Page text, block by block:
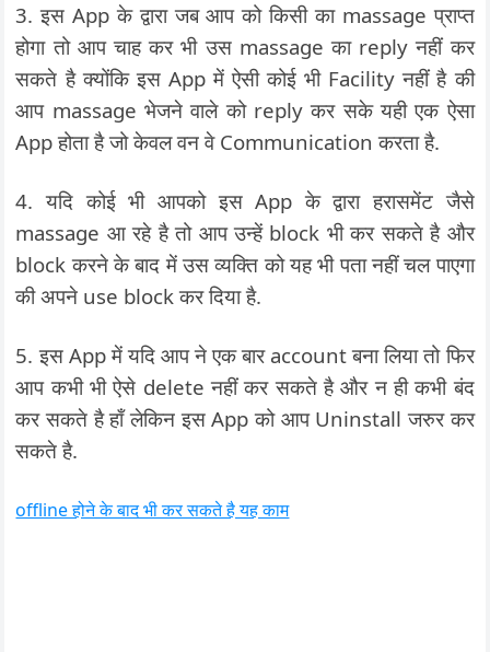
3. इस App के द्वारा जब आप को किसी का massage प्राप्त
होगा तो आप चाह कर भी उस massage का reply नहीं कर
सकते है क्योंकि इस App में ऐसी कोई भी Facility नहीं है की
आप massage भेजने वाले को reply कर सके यही एक ऐसा
App होता है जो केवल वन वे Communication करता है.
4. यदि कोई भी आपको इस App के द्वारा हरासमेंट जैसे
massage आ रहे है तो आप उन्हें block भी कर सकते है और
block करने के बाद में उस व्यक्ति को यह भी पता नहीं चल पाएगा
की अपने use block कर दिया है.
5. इस App में यदि आप ने एक बार account बना लिया तो फिर
आप कभी भी ऐसे delete नहीं कर सकते है और न ही कभी बंद
कर सकते है हाँ लेकिन इस App को आप Uninstall जरुर कर
सकते है.
offline होने के बाद भी कर सकते है यह काम